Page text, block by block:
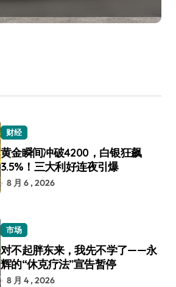
财经
黄金瞬间冲破4200，白银狂飙
3.5%！三大利好连夜引爆
8 月 6 , 2026
市场
对不起胖东来，我先不学了——永
辉的“休克疗法”宣告暂停
8 月 4 , 2026